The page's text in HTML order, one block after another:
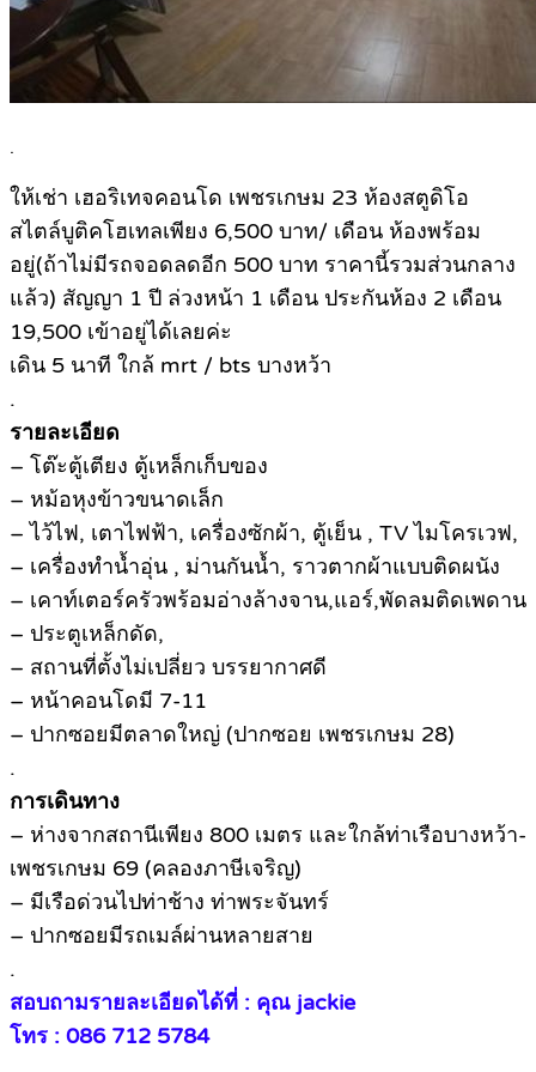
.
ให้เช่า เฮอริเทจคอนโด เพชรเกษม 23 ห้องสตูดิโอ
สไตล์บูติคโฮเทลเพียง 6,500 บาท/ เดือน ห้องพร้อม
อยู่(ถ้าไม่มีรถจอดลดอีก 500 บาท ราคานี้รวมส่วนกลาง
แล้ว) สัญญา 1 ปี ล่วงหน้า 1 เดือน ประกันห้อง 2 เดือน
19,500 เข้าอยู่ได้เลยค่ะ
เดิน 5 นาที ใกล้ mrt / bts บางหว้า
.
รายละเอียด
– โต๊ะตู้เตียง ตู้เหล็กเก็บของ
– หม้อหุงข้าวขนาดเล็ก
– ไว้ไฟ, เตาไฟฟ้า, เครื่องซักผ้า, ตู้เย็น , TV ไมโครเวฟ,
– เครื่องทำน้ำอุ่น , ม่านกันน้ำ, ราวตากผ้าแบบติดผนัง
– เคาท์เตอร์ครัวพร้อมอ่างล้างจาน,แอร์,พัดลมติดเพดาน
– ประตูเหล็กดัด,
– สถานที่ตั้งไม่เปลี่ยว บรรยากาศดี
– หน้าคอนโดมี 7-11
– ปากซอยมีตลาดใหญ่ (ปากซอย เพชรเกษม 28)
.
การเดินทาง
– ห่างจากสถานีเพียง 800 เมตร และใกล้ท่าเรือบางหว้า-
เพชรเกษม 69 (คลองภาษีเจริญ)
– มีเรือด่วนไปท่าช้าง ท่าพระจันทร์
– ปากซอยมีรถเมล์ผ่านหลายสาย
.
สอบถามรายละเอียดได้ที่ : คุณ jackie
โทร : 086 712 5784